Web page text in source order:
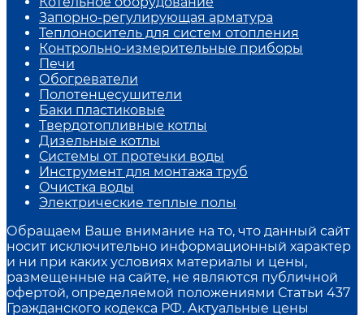
Запорно-регулирующая арматура
Теплоноситель для систем отопления
Контрольно-измерительные приборы
Печи
Обогреватели
Полотенцесушители
Баки пластиковые
Твердотопливные котлы
Дизельные котлы
Системы от протечки воды
Инструмент для монтажа труб
Очистка воды
Электрические теплые полы
Обращаем Ваше внимание на то, что данный сайт
носит исключительно информационный характер
и ни при каких условиях материалы и цены,
размещенные на сайте, не являются публичной
офертой, определяемой положениями Статьи 437
Гражданского кодекса РФ. Актуальные цены